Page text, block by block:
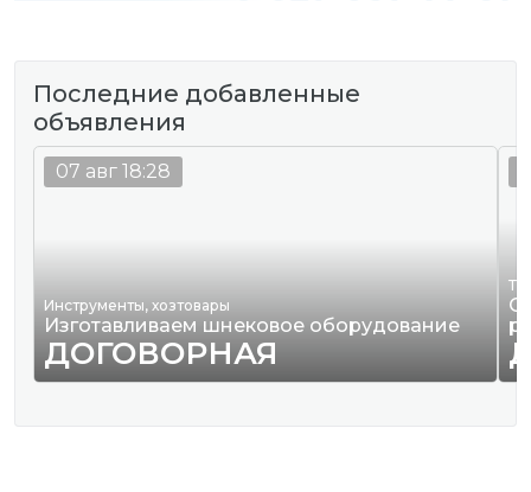
Последние добавленные
объявления
Инструменты, хозтовары
Изготавливаем шнековое оборудование
ДОГОВОРНАЯ
07 авг 18:28